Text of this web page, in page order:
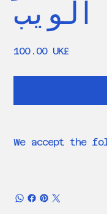
الويب
‏100.00 UK£
We accept the